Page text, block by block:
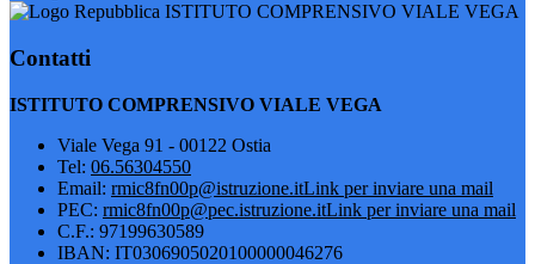
ISTITUTO COMPRENSIVO VIALE VEGA
Contatti
ISTITUTO COMPRENSIVO VIALE VEGA
Viale Vega 91 - 00122 Ostia
Tel: 06.56304550
Email: rmic8fn00p@istruzione.itLink per inviare una mail
PEC: rmic8fn00p@pec.istruzione.itLink per inviare una mail
C.F.: 97199630589
IBAN: IT0306905020100000046276